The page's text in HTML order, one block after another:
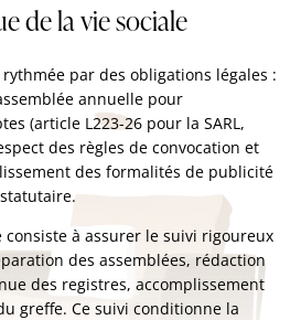
de la vie sociale
rythmée par des obligations légales :
annuelle pour
(article L223-26 pour la SARL,
des règles de convocation et
des formalités de publicité
à assurer le suivi rigoureux
des assemblées, rédaction
des registres, accomplissement
greffe. Ce suivi conditionne la